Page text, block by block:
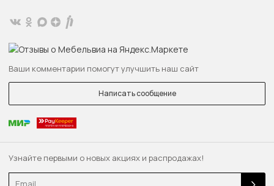
Узнайте первыми о новых акциях и распродажах!
Email
Ваши комментарии помогут улучшить наш сайт
Написать сообщение